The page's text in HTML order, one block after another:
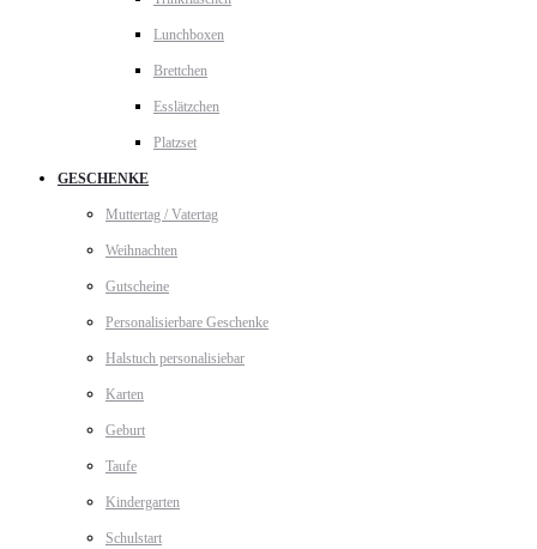
Lunchboxen
Brettchen
Esslätzchen
Platzset
GESCHENKE
Muttertag / Vatertag
Weihnachten
Gutscheine
Personalisierbare Geschenke
Halstuch personalisiebar
Karten
Geburt
Taufe
Kindergarten
Schulstart